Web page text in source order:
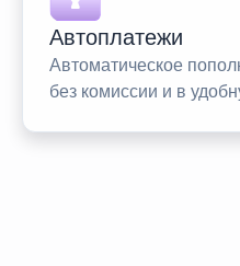
Автоплатежи
Автоматическое
без комиссии и в